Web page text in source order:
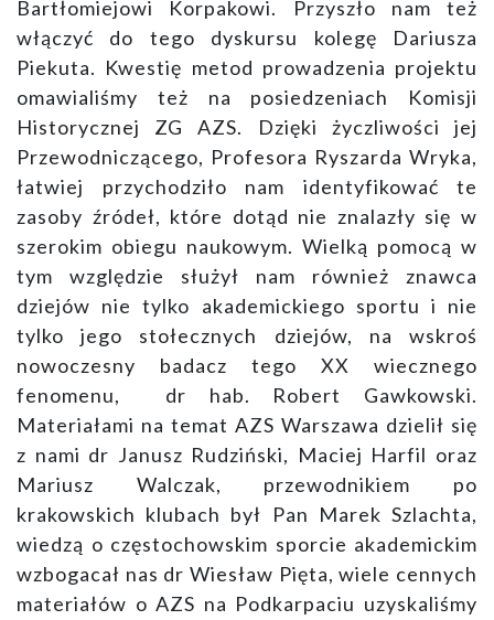
Bartłomiejowi Korpakowi. Przyszło nam też
włączyć do tego dyskursu kolegę Dariusza
Piekuta. Kwestię metod prowadzenia projektu
omawialiśmy też na posiedzeniach Komisji
Historycznej ZG AZS. Dzięki życzliwości jej
Przewodniczącego, Profesora Ryszarda Wryka,
łatwiej przychodziło nam identyfikować te
zasoby źródeł, które dotąd nie znalazły się w
szerokim obiegu naukowym. Wielką pomocą w
tym względzie służył nam również znawca
dziejów nie tylko akademickiego sportu i nie
tylko jego stołecznych dziejów, na wskroś
nowoczesny badacz tego XX wiecznego
fenomenu, dr hab. Robert Gawkowski.
Materiałami na temat AZS Warszawa dzielił się
z nami dr Janusz Rudziński, Maciej Harfil oraz
Mariusz Walczak, przewodnikiem po
krakowskich klubach był Pan Marek Szlachta,
wiedzą o częstochowskim sporcie akademickim
wzbogacał nas dr Wiesław Pięta, wiele cennych
materiałów o AZS na Podkarpaciu uzyskaliśmy